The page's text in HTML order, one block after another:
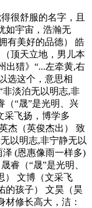
很舒服的名字，且
如宇宙，浩瀚无
有美好的品德） 皓
顶天立地，男儿本
出猎》“...左牵黄,右
选这个，意思相
非淡泊无以明志,非
（“晟”是光明、兴
采飞扬，博学多
杰（英俊杰出） 致
以明志,非宁静无以
(恩惠像雨一样多)
睿（“晟”是光明、
） 文博（文采飞
的孩子） 文昊（昊
材修长高大，洁：